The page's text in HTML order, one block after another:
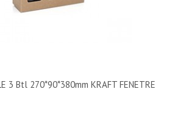
3 Btl 270*90*380mm KRAFT FENETRE